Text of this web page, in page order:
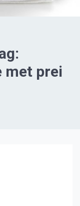
met prei